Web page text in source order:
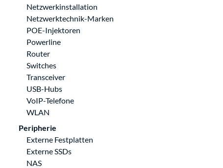
Netzwerkinstallation
Netzwerktechnik-Marken
POE-Injektoren
Powerline
Router
Switches
Transceiver
USB-Hubs
VoIP-Telefone
WLAN
Peripherie
Externe Festplatten
Externe SSDs
NAS